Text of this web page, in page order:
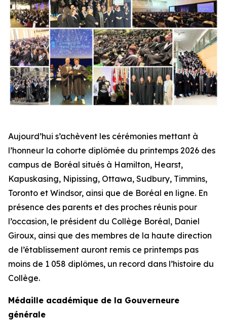
Aujourd’hui s’achèvent les cérémonies mettant à
l’honneur la cohorte diplômée du printemps 2026 des
campus de Boréal situés à Hamilton, Hearst,
Kapuskasing, Nipissing, Ottawa, Sudbury, Timmins,
Toronto et Windsor, ainsi que de Boréal en ligne. En
présence des parents et des proches réunis pour
l’occasion, le président du Collège Boréal, Daniel
Giroux, ainsi que des membres de la haute direction
de l’établissement auront remis ce printemps pas
moins de 1 058 diplômes, un record dans l’histoire du
Collège.
Médaille académique de la Gouverneure
générale